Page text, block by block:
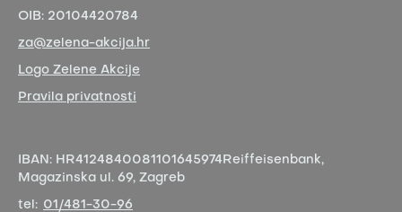
OIB: 20104420784
za@zelena-akcija.hr
Logo Zelene Akcije
Pravila privatnosti
IBAN: HR4124840081101645974 Reiffeisenbank,
Magazinska ul. 69, Zagreb
tel: 01/481-30-96